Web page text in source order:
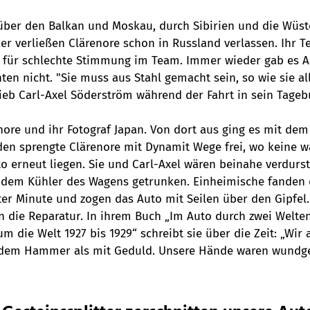
den Balkan und Moskau, durch Sibirien und die
verließen Clärenore schon in Russland verlassen. Ihr
schlechte Stimmung im Team. Immer wieder gab es
nicht. "Sie muss aus Stahl gemacht sein, so wie sie
Carl-Axel Söderström während der Fahrt in sein
und ihr Fotograf Japan. Von dort aus ging es mit
sprengte Clärenore mit Dynamit Wege frei, wo keine
erneut liegen. Sie und Carl-Axel wären beinahe
Kühler des Wagens getrunken. Einheimische
Minute und zogen das Auto mit Seilen über den
die Reparatur. In ihrem Buch „Im Auto durch zwei
die Welt 1927 bis 1929“ schreibt sie über die Zeit:
Hammer als mit Geduld. Unsere Hände waren